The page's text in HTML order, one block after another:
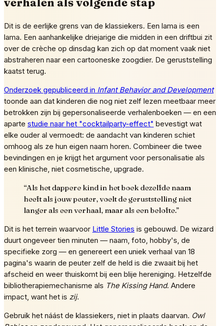
Dit is de eerlijke grens van de klassiekers. Een lama is een
lama. Een aanhankelijke driejarige die midden in een driftbui zit
over de crèche op dinsdag kan zich op dat moment vaak niet
abstraheren naar een cartooneske zoogdier. De geruststelling
kaatst terug.
Onderzoek gepubliceerd in Infant Behavior and Development
toonde aan dat kinderen die nog niet zelf lezen meetbaar meer
betrokken zijn bij gepersonaliseerde verhalenboeken — en een
aparte studie naar het "cocktailparty-effect" bevestigt wat
elke ouder al vermoedt: de aandacht van kinderen schiet
omhoog als ze hun eigen naam horen. Combineer die twee
bevindingen en je krijgt het argument voor personalisatie als
een klinische, niet cosmetische, upgrade.
“Als het dappere kind in het boek dezelfde naam
heeft als jouw peuter, voelt de geruststelling niet
langer als een verhaal, maar als een belofte.”
Dit is het terrein waarvoor Little Stories is gebouwd. De wizard
duurt ongeveer tien minuten — naam, foto, hobby's, de
specifieke zorg — en genereert een uniek verhaal van 18
pagina's waarin de peuter zelf de held is die zwaait bij het
afscheid en weer thuiskomt bij een blije hereniging. Hetzelfde
bibliotherapiemechanisme als The Kissing Hand. Andere
impact, want het is zij.
Gebruik het náást de klassiekers, niet in plaats daarvan. Owl